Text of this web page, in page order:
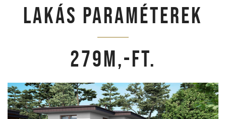
LAKÁS PARAMÉTEREK
279M,-Ft.